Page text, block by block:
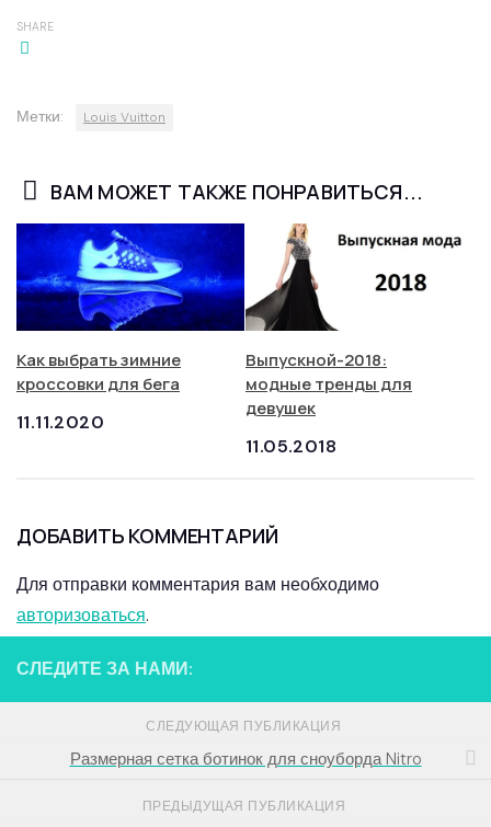
SHARE
Метки: Louis Vuitton
ВАМ МОЖЕТ ТАКЖЕ ПОНРАВИТЬСЯ...
Как выбрать зимние
кроссовки для бега
11.11.2020
Выпускной-2018:
модные тренды для
девушек
11.05.2018
ДОБАВИТЬ КОММЕНТАРИЙ
Для отправки комментария вам необходимо
авторизоваться.
СЛЕДИТЕ ЗА НАМИ:
СЛЕДУЮЩАЯ ПУБЛИКАЦИЯ
Размерная сетка ботинок для сноуборда Nitro
ПРЕДЫДУЩАЯ ПУБЛИКАЦИЯ